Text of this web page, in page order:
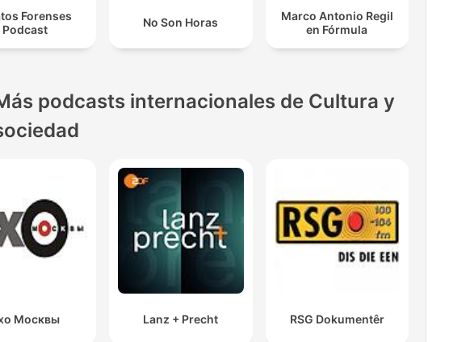
Forenses
Podcast
No Son Horas
Marco Antonio Regil
en Fórmula
podcasts internacionales de Cultura y
Москвы Lanz + Precht RSG Dokumentêr